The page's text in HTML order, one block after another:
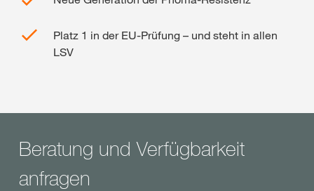
Platz 1 in der EU-Prüfung – und steht in allen
LSV
Beratung und Verfügbarkeit
anfragen